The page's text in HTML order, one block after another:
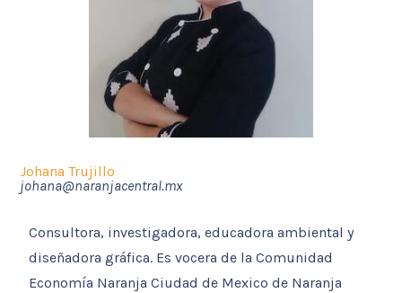
Johana Trujillo
johana@naranjacentral.mx
Consultora, investigadora, educadora ambiental y
diseñadora gráfica. Es vocera de la Comunidad
Economía Naranja Ciudad de Mexico de Naranja